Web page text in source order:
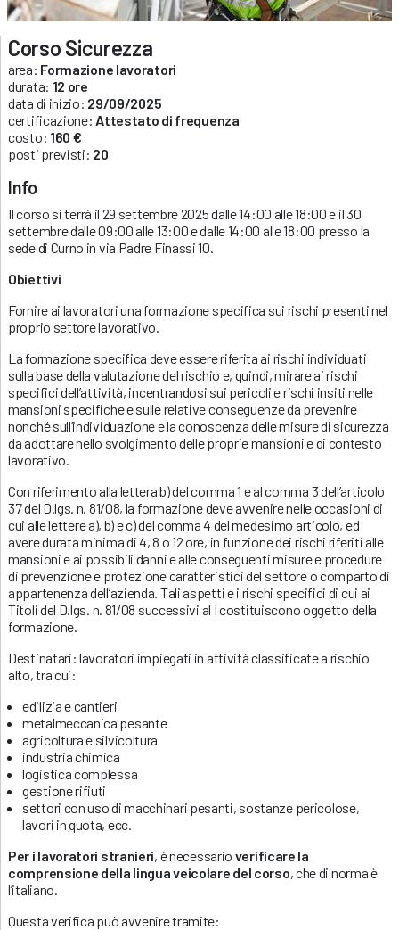
Corso Sicurezza
area: Formazione lavoratori
durata: 12 ore
data di inizio: 29/09/2025
certificazione: Attestato di frequenza
costo: 160 €
posti previsti: 20
Info
Il corso si terrà il 29 settembre 2025 dalle 14:00 alle 18:00 e il 30
settembre dalle 09:00 alle 13:00 e dalle 14:00 alle 18:00 presso la
sede di Curno in via Padre Finassi 10.
Obiettivi
Fornire ai lavoratori una formazione specifica sui rischi presenti nel
proprio settore lavorativo.
La formazione specifica deve essere riferita ai rischi individuati
sulla base della valutazione del rischio e, quindi, mirare ai rischi
specifici dell’attività, incentrandosi sui pericoli e rischi insiti nelle
mansioni specifiche e sulle relative conseguenze da prevenire
nonché sull’individuazione e la conoscenza delle misure di sicurezza
da adottare nello svolgimento delle proprie mansioni e di contesto
lavorativo.
Con riferimento alla lettera b) del comma 1 e al comma 3 dell’articolo
37 del D.lgs. n. 81/08, la formazione deve avvenire nelle occasioni di
cui alle lettere a), b) e c) del comma 4 del medesimo articolo, ed
avere durata minima di 4, 8 o 12 ore, in funzione dei rischi riferiti alle
mansioni e ai possibili danni e alle conseguenti misure e procedure
di prevenzione e protezione caratteristici del settore o comparto di
appartenenza dell’azienda. Tali aspetti e i rischi specifici di cui ai
Titoli del D.lgs. n. 81/08 successivi al I costituiscono oggetto della
formazione.
Destinatari: lavoratori impiegati in attività classificate a rischio
alto, tra cui:
edilizia e cantieri
metalmeccanica pesante
agricoltura e silvicoltura
industria chimica
logistica complessa
gestione rifiuti
settori con uso di macchinari pesanti, sostanze pericolose,
lavori in quota, ecc.
Per i lavoratori stranieri, è necessario verificare la
comprensione della lingua veicolare del corso, che di norma è
l’italiano.
Questa verifica può avvenire tramite: